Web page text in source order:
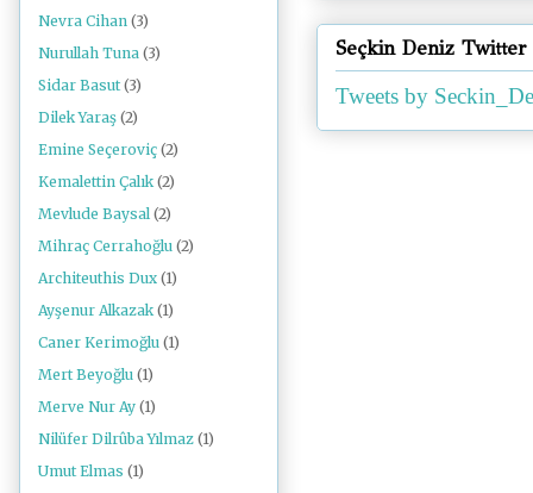
Seçkin Deniz Twitter
Tweets by
Nevra Cihan (3)
Nurullah Tuna (3)
Sidar Basut (3)
Dilek Yaraş (2)
Emine Seçeroviç (2)
Kemalettin Çalık (2)
Mevlude Baysal (2)
Mihraç Cerrahoğlu (2)
Architeuthis Dux (1)
Ayşenur Alkazak (1)
Caner Kerimoğlu (1)
Mert Beyoğlu (1)
Merve Nur Ay (1)
Nilüfer Dilrûba Yılmaz (1)
Umut Elmas (1)